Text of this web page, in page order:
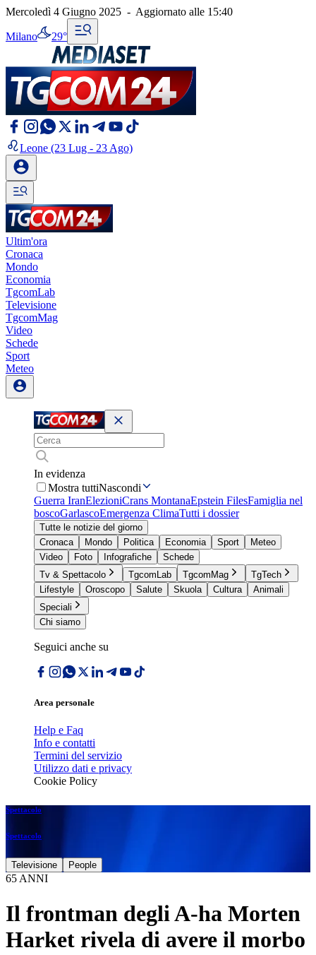
Mercoledì 4 Giugno 2025 - Aggiornato alle 15:40
Milano 29°
Leone (23 Lug - 23 Ago)
Ultim'ora
Cronaca
Mondo
Economia
TgcomLab
Televisione
TgcomMag
Video
Schede
Sport
Meteo
In evidenza
Mostra tuttiNascondi
Guerra IranElezioniCrans MontanaEpstein FilesFamiglia nel
boscoGarlascoEmergenza ClimaTutti i dossier
Tutte le notizie del giorno
Cronaca
Mondo Politica Economia Sport
Meteo
Video
Foto Infografiche
Schede
Tv & Spettacolo
TgcomLab TgcomMag
TgTech
Lifestyle
Oroscopo Salute Skuola Cultura
Animali
Speciali
Chi siamo
Seguici anche su
Area personale
Help e Faq
Info e contatti
Termini del servizio
Utilizzo dati e privacy
Cookie Policy
Spettacolo
Spettacolo
Televisione People
65 ANNI
Il frontman degli A-ha Morten
Harket rivela di avere il morbo